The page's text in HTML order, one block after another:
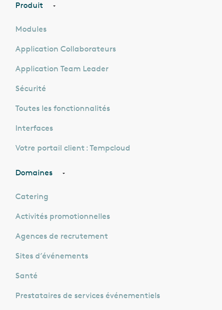
Produit
Modules
Application Collaborateurs
Application Team Leader
Sécurité
Toutes les fonctionnalités
Interfaces
Votre portail client : Tempcloud
Domaines
Catering
Activités promotionnelles
Agences de recrutement
Sites d’événements
Santé
Prestataires de services événementiels